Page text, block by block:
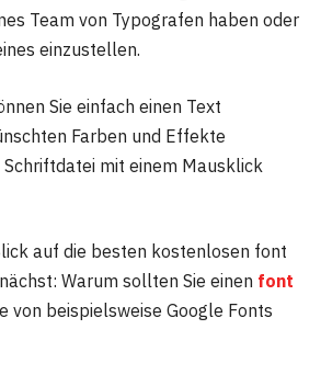
Team von Typografen haben oder
einzustellen.
Sie einfach einen Text
Farben und Effekte
mit einem Mausklick
auf die besten kostenlosen font
Warum sollten Sie einen font
von beispielsweise Google Fonts